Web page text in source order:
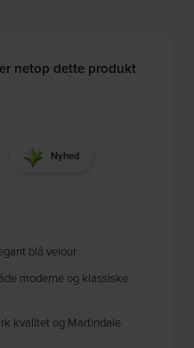
netop dette produkt
Nyhed
blå velour
moderne og klassiske
kvalitet og Martindale